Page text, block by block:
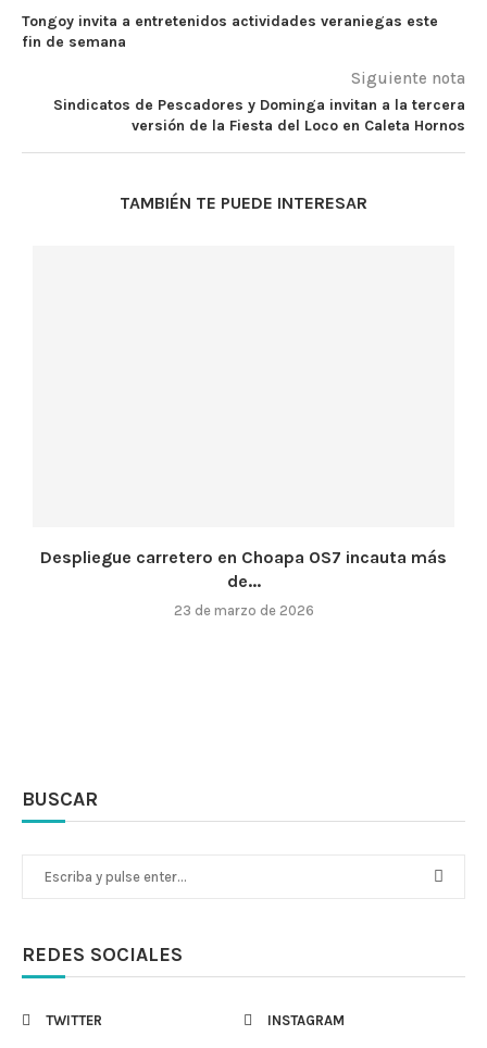
Tongoy invita a entretenidos actividades veraniegas este
fin de semana
Siguiente nota
Sindicatos de Pescadores y Dominga invitan a la tercera
versión de la Fiesta del Loco en Caleta Hornos
TAMBIÉN TE PUEDE INTERESAR
Despliegue carretero en Choapa OS7 incauta más
de...
23 de marzo de 2026
BUSCAR
REDES SOCIALES
TWITTER INSTAGRAM